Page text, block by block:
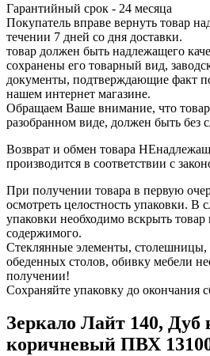
Гарантийный срок - 24 месяца
Покупатель вправе вернуть товар
течении 7 дней со дня доставки.
товар должен быть надлежащего
сохранены его товарный вид,
документы, подтверждающие факт
нашем интернет магазине.
Обращаем Ваше внимание, что
разобранном виде, должен быть без
Возврат и обмен товара
производится в соответствии с
При получении товара в первую
осмотреть целостность упаковки. В
упаковки необходимо вскрыть товар
содержимого.
Стеклянные элементы,
обеденных столов, обивку мебели
получении!
Сохраняйте упаковку до окончания
Зеркало Лайт 140,
коричневый ПВХ